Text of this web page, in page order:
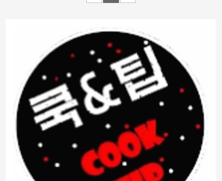
세부적 사항환불, 교환 불가 상품에 대한 명시 이런내용이 꼭 사이트상에
명시가 되어 있어야만 합니다. 환불 및 교환을 줄일수있는 방법은 어떤 것
이 있을까요? 1.상세한..